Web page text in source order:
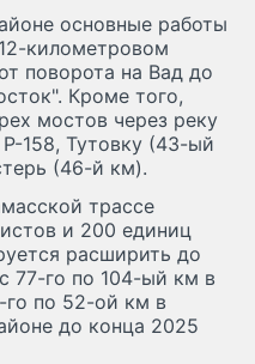
основные работы
километровом
поворота на Вад до
Кроме того,
мостов через реку
158, Тутовку (43-ый
(46-й км).
трассе
и 200 единиц
расширить до
77-го по 104-ый км в
по 52-ой км в
до конца 2025